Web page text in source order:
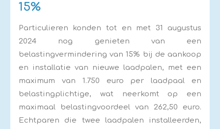
15%
Particulieren konden tot en met 31 augustus
2024 nog genieten van een
belastingvermindering van 15% bij de aankoop
en installatie van nieuwe laadpalen, met een
maximum van 1.750 euro per laadpaal en
belastingplichtige, wat neerkomt op een
maximaal belastingvoordeel van 262,50 euro.
Echtparen die twee laadpalen installeerden,